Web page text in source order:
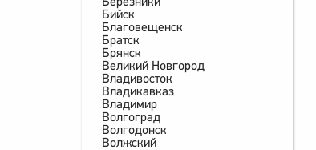
Бийск
Благовещенск
Братск
Брянск
Великий Новгород
Владивосток
Владикавказ
Владимир
Волгоград
Волгодонск
Волжский